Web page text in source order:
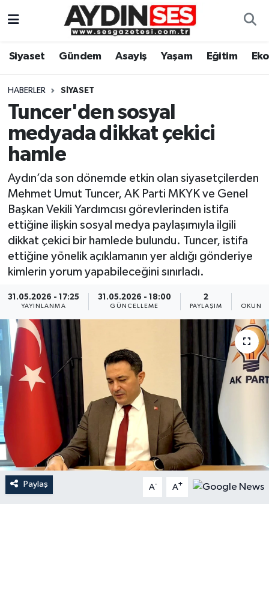
Siyaset Gündem Asayiş Yaşam Eğitim
HABERLER SIYASET
Tuncer'den sosyal
medyada dikkat çekici
hamle
Aydın’da son dönemde etkin olan siyasetçilerden
Mehmet Umut Tuncer, AK Parti MKYK ve Genel
Başkan Vekili Yardımcısı görevlerinden istifa
ettiğine ilişkin sosyal medya paylaşımıyla ilgili
dikkat çekici bir hamlede bulundu. Tuncer, istifa
ettiğine yönelik açıklamanın yer aldığı gönderiye
kimlerin yorum yapabileceğini sınırladı.
31.05.2026 - 17:25
YAYINLANMA
31.05.2026 - 18:00
GÜNCELLEME
2
PAYLAŞIM
Paylaş A- A+
Gündem
Siyaset
Ekonomi
Eğitim
Kültür Sanat
Spor
Aydın Hava Durumu
Aydin Namaz Vakitleri
Aydın Trafik Yoğunluk Haritası
Tüm Manşetler
Son Dakika Haberleri
Haber Arşivi